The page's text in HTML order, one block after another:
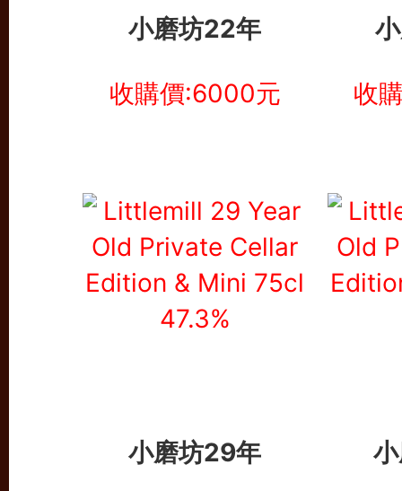
小磨坊22年
收購價:6000元 收
小磨坊29年